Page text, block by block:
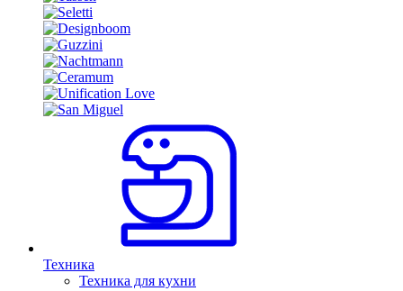
Техника
Техника для кухни